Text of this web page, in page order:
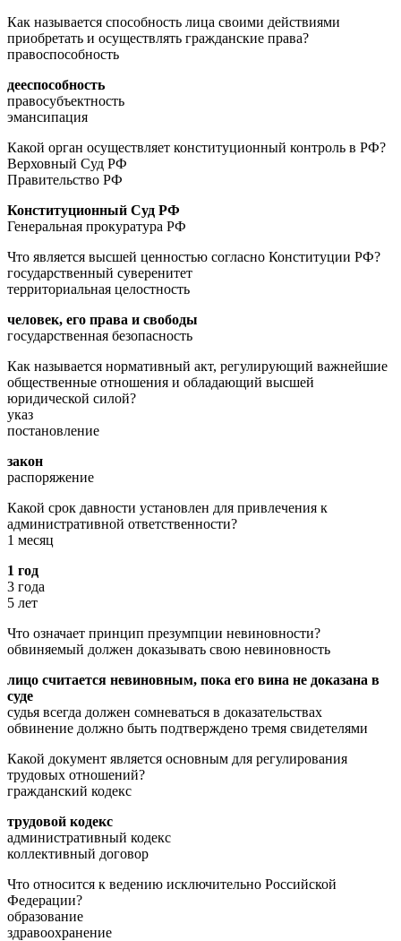
Как называется способность лица своими действиями
приобретать и осуществлять гражданские права?
правоспособность
дееспособность
правосубъектность
эмансипация
Какой орган осуществляет конституционный контроль в РФ?
Верховный Суд РФ
Правительство РФ
Конституционный Суд РФ
Генеральная прокуратура РФ
Что является высшей ценностью согласно Конституции РФ?
государственный суверенитет
территориальная целостность
человек, его права и свободы
государственная безопасность
Как называется нормативный акт, регулирующий важнейшие
общественные отношения и обладающий высшей
юридической силой?
указ
постановление
закон
распоряжение
Какой срок давности установлен для привлечения к
административной ответственности?
1 месяц
1 год
3 года
5 лет
Что означает принцип презумпции невиновности?
обвиняемый должен доказывать свою невиновность
лицо считается невиновным, пока его вина не доказана в
суде
судья всегда должен сомневаться в доказательствах
обвинение должно быть подтверждено тремя свидетелями
Какой документ является основным для регулирования
трудовых отношений?
гражданский кодекс
трудовой кодекс
административный кодекс
коллективный договор
Что относится к ведению исключительно Российской
Федерации?
образование
здравоохранение